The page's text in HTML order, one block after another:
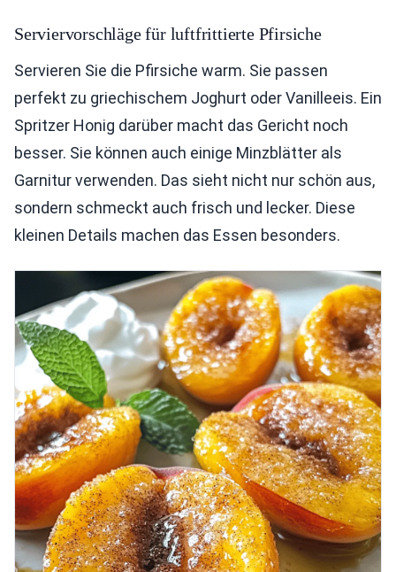
Serviervorschläge für luftfrittierte Pfirsiche
Servieren Sie die Pfirsiche warm. Sie passen
perfekt zu griechischem Joghurt oder Vanilleeis. Ein
Spritzer Honig darüber macht das Gericht noch
besser. Sie können auch einige Minzblätter als
Garnitur verwenden. Das sieht nicht nur schön aus,
sondern schmeckt auch frisch und lecker. Diese
kleinen Details machen das Essen besonders.